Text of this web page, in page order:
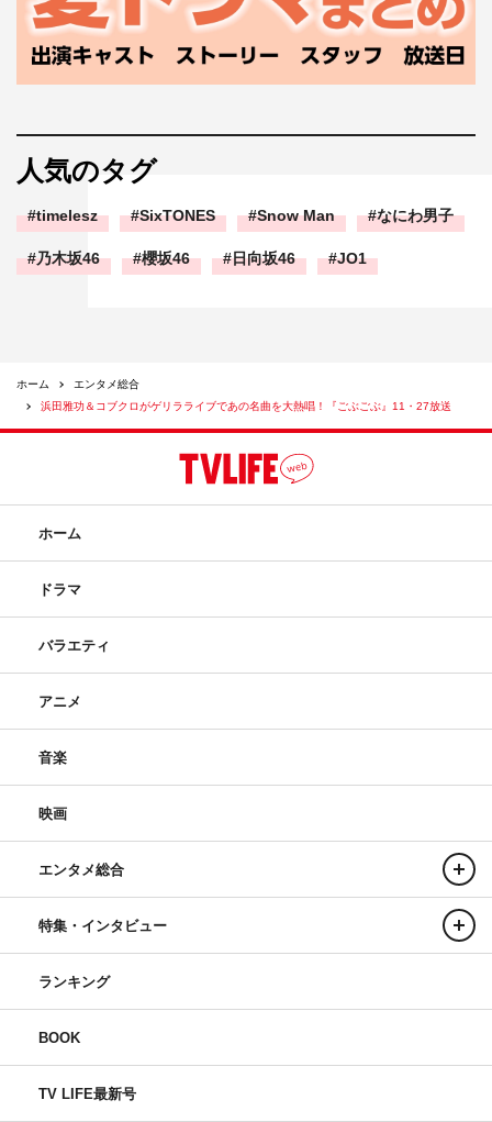
人気のタグ
timelesz SixTONES Snow Man なにわ男子
乃木坂46 櫻坂46 日向坂46 JO1
ホーム
エンタメ総合
浜田雅功＆コブクロがゲリラライブであの名曲を大熱唱！『ごぶごぶ』11・27放送
ホーム
ドラマ
バラエティ
アニメ
音楽
映画
エンタメ総合
特集・インタビュー
ランキング
BOOK
TV LIFE最新号